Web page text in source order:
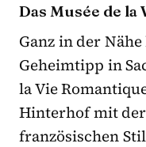
Das Musée de
Ganz in der
Geheimtipp in
la Vie
Hinterhof mit
französischen